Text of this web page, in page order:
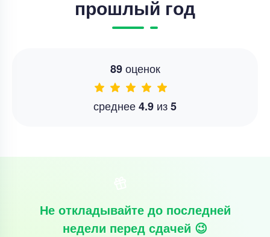
прошлый год
89оценок
среднее4.9 из5
Не откладывайте до последней
недели перед сдачей 😉